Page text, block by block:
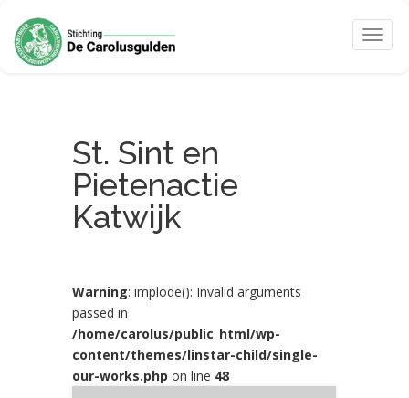
Toggle
St. Sint en
Pietenactie
Katwijk
Warning: implode(): Invalid arguments
passed in
/home/carolus/public_html/wp-
content/themes/linstar-child/single-
our-works.php on line 48